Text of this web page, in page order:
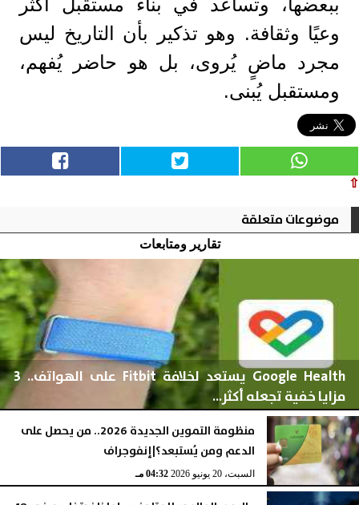
وعيًا وثقافة. وهو تذكير بأن التاريخ ليس
مجرد ماضٍ يُروى، بل هو حاضر يُفهم،
ومستقبل يُبنى.
⇧
موضوعات متعلقة
تقارير ومتابعات
Google Health يستعد لخلافة Fitbit على الهواتف.. 3
مزايا خفية تجعله أكثر...
الخميس، 2 يوليو 2026 02:44 مـ
منظومة التموين الجديدة 2026.. من يحصل على
الدعم ومن يُستبعد؟|إنفوجراف
السبت، 20 يونيو 2026 04:32 مـ